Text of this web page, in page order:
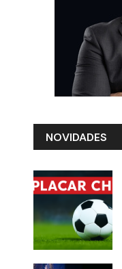
NOVIDADES